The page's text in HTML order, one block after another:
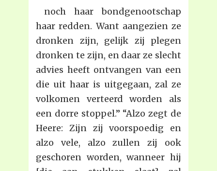
noch haar bondgenootschap
haar redden. Want aangezien ze
dronken zijn, gelijk zij plegen
dronken te zijn, en daar ze slecht
advies heeft ontvangen van een
die uit haar is uitgegaan, zal ze
volkomen verteerd worden als
een dorre stoppel.” “Alzo zegt de
Heere: Zijn zij voorspoedig en
alzo vele, alzo zullen zij ook
geschoren worden, wanneer hij